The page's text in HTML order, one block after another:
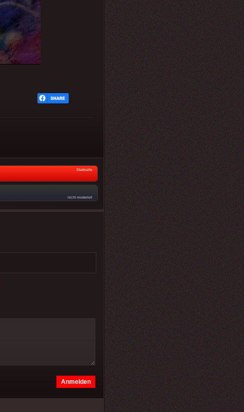
Startseite
nicht moderiert